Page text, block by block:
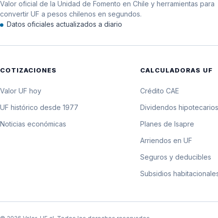
11 de septiembre de 1979
7 de septiembre de 1979
Valor oficial de la Unidad de Fomento en Chile y herramientas para
convertir UF a pesos chilenos en segundos.
Datos oficiales actualizados a diario
COTIZACIONES
Valor UF hoy
UF histórico desde 1977
Noticias económicas
CALCULADORAS UF
Crédito CAE
Dividendos hipotecarios
Planes de Isapre
Arriendos en UF
Seguros y deducibles
Subsidios